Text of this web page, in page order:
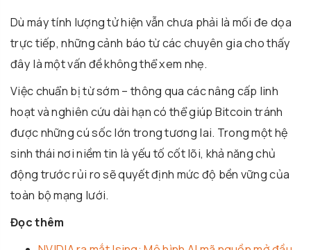
Dù máy tính lượng tử hiện vẫn chưa phải là mối đe dọa
trực tiếp, những cảnh báo từ các chuyên gia cho thấy
đây là một vấn đề không thể xem nhẹ.
Việc chuẩn bị từ sớm – thông qua các nâng cấp linh
hoạt và nghiên cứu dài hạn có thể giúp Bitcoin tránh
được những cú sốc lớn trong tương lai. Trong một hệ
sinh thái nơi niềm tin là yếu tố cốt lõi, khả năng chủ
động trước rủi ro sẽ quyết định mức độ bền vững của
toàn bộ mạng lưới.
Đọc thêm